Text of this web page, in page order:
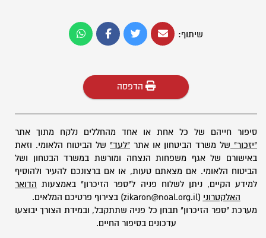
שיתוף:
הדפסה
סיפור חייהם של כל אחת או אחד מהחללים נלקח מתוך אתר
"יזכור" של משרד הביטחון או אתר "לעד" של הביטוח הלאומי. וזאת
באישורם של אגף משפחות הנצחה ומורשת במשרד הבטחון ושל
הביטוח הלאומי. אם מצאתם טעות, או אם ברצונכם להעיר ולהוסיף
למידע הקיים, ניתן לשלוח פניה ל"ספר הזיכרון" באמצעות הדואר
האלקטרוני (zikaron@noal.org.il) בצירוף פרטיכם המלאים.
מערכת "ספר הזיכרון" תבחן כל פניה שתתקבל, ובמידת הצורך יבוצעו
עדכונים בסיפור החיים.